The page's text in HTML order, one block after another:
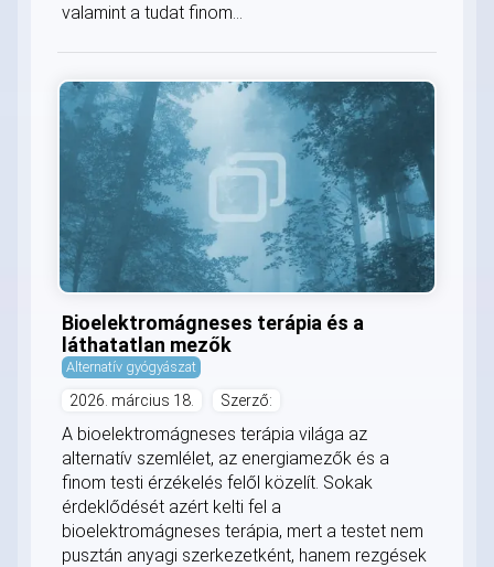
valamint a tudat finom...
Bioelektromágneses terápia és a
láthatatlan mezők
Alternatív gyógyászat
2026. március 18. Szerző:
A bioelektromágneses terápia világa az
alternatív szemlélet, az energiamezők és a
finom testi érzékelés felől közelít. Sokak
érdeklődését azért kelti fel a
bioelektromágneses terápia, mert a testet nem
pusztán anyagi szerkezetként, hanem rezgések